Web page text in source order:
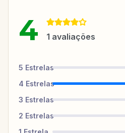
4 1 avaliações
5 Estrelas
4 Estrelas
3 Estrelas
2 Estrelas